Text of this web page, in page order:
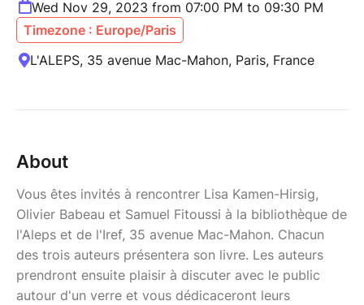
Wed Nov 29, 2023 from 07:00 PM to 09:30 PM
Timezone : Europe/Paris
L'ALEPS, 35 avenue Mac-Mahon, Paris, France
About
Vous êtes invités à rencontrer Lisa Kamen-Hirsig,
Olivier Babeau et Samuel Fitoussi à la bibliothèque de
l'Aleps et de l'Iref, 35 avenue Mac-Mahon. Chacun
des trois auteurs présentera son livre. Les auteurs
prendront ensuite plaisir à discuter avec le public
autour d'un verre et vous dédicaceront leurs